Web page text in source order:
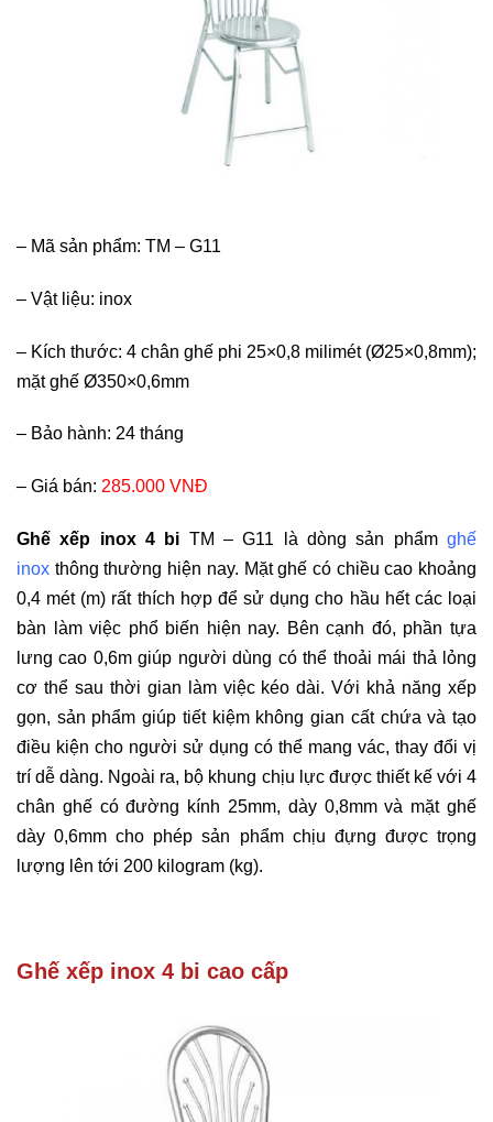
– Mã sản phẩm: TM – G11
– Vật liệu: inox
– Kích thước: 4 chân ghế phi 25×0,8 milimét (Ø25×0,8mm);
mặt ghế Ø350×0,6mm
– Bảo hành: 24 tháng
– Giá bán: 285.000 VNĐ
Ghế xếp inox 4 bi TM – G11 là dòng sản phẩmghế
inox thông thường hiện nay. Mặt ghế có chiều cao khoảng
0,4 mét (m) rất thích hợp để sử dụng cho hầu hết các loại
bàn làm việc phổ biến hiện nay. Bên cạnh đó, phần tựa
lưng cao 0,6m giúp người dùng có thể thoải mái thả lỏng
cơ thể sau thời gian làm việc kéo dài. Với khả năng xếp
gọn, sản phẩm giúp tiết kiệm không gian cất chứa và tạo
điều kiện cho người sử dụng có thể mang vác, thay đổi vị
trí dễ dàng. Ngoài ra, bộ khung chịu lực được thiết kế với 4
chân ghế có đường kính 25mm, dày 0,8mm và mặt ghế
dày 0,6mm cho phép sản phẩm chịu đựng được trọng
lượng lên tới 200 kilogram (kg).
Ghế xếp inox 4 bi cao cấp